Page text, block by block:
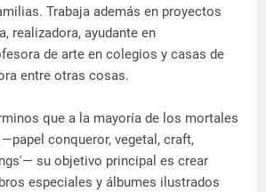
Trabaja además en proyectos
realizadora, ayudante en
de arte en colegios y casas de
entre otras cosas.
que a la mayoría de los mortales
conqueror, vegetal, craft,
su objetivo principal es crear
especiales y álbumes ilustrados